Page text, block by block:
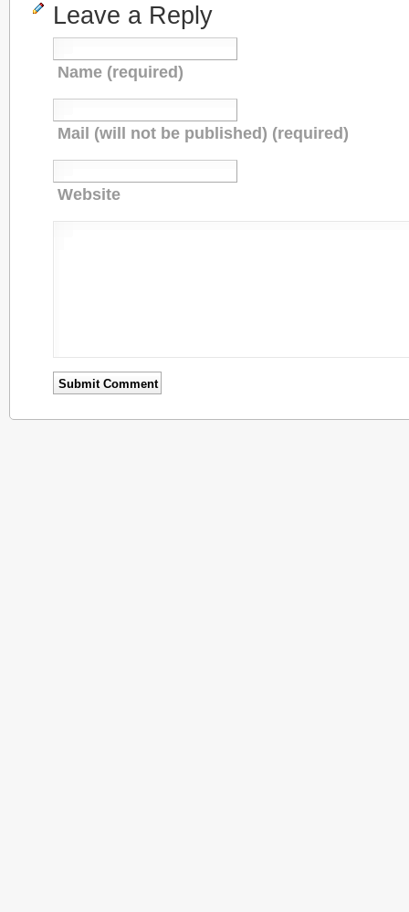
Leave a Reply
Name (required)
Mail (will not be published) (required)
Website